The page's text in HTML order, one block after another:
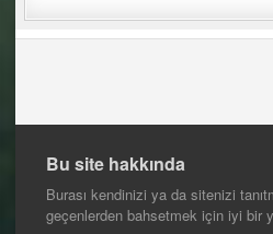
Bu site hakkında
Burası kendinizi ya da sitenizi
geçenlerden bahsetmek için iyi bir